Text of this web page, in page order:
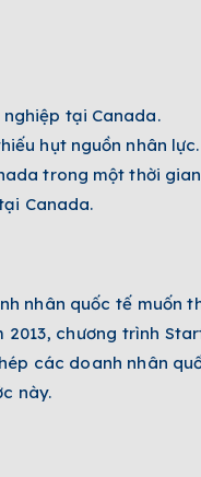
tại Canada.
hụt nguồn nhân lực.
trong một thời
Canada.
nhân quốc tế muốn
chương trình
các doanh nhân
này.